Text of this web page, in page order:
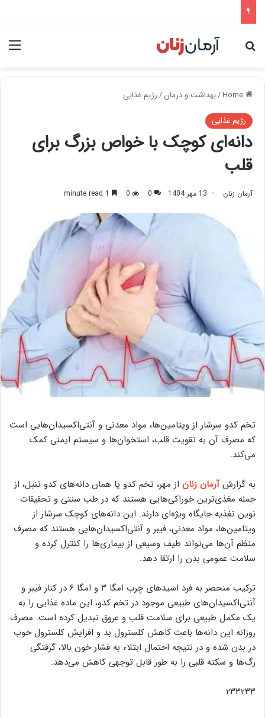
Search for
/بهداشت و درمان/رژیم غذایی
رژیم غذایی
دانه‌ای کوچک با خواص بزرگ برای
قلب
آرمان زنان 13 مهر 1404 0
0
تخم کدو سرشار از ویتامین‌ها، مواد معدنی و آنتی‌اکسیدان‌هایی است
که مصرف آن به تقویت قلب، استخوان‌ها و سیستم ایمنی کمک
می‌کند.
به گزارشآرمان زنان از مهر، تخم کدو یا همان دانه‌های کدو تنبل، از
جمله مغذی‌ترین خوراکی‌هایی هستند که در طب سنتی و تحقیقات
نوین تغذیه جایگاه ویژه‌ای دارند. این دانه‌های کوچک سرشار از
ویتامین‌ها، مواد معدنی، فیبر و آنتی‌اکسیدان‌هایی هستند که مصرف
منظم آن‌ها می‌تواند طیف وسیعی از بیماری‌ها را کنترل کرده و
سلامت عمومی بدن را ارتقا دهد.
ترکیب منحصر به فرد اسیدهای چرب امگا ۳ و امگا ۶ در کنار فیبر و
آنتی‌اکسیدان‌های طبیعی موجود در تخم کدو، این ماده غذایی را به
یک مکمل طبیعی برای سلامت قلب و عروق تبدیل کرده است. مصرف
روزانه این دانه‌ها باعث کاهش کلسترول بد و افزایش کلسترول خوب
در بدن شده و در نتیجه احتمال ابتلاء به فشار خون بالا، گرفتگی
رگ‌ها و سکته قلبی را به طور قابل توجهی کاهش می‌دهد.
۲۳۳۲۳۳